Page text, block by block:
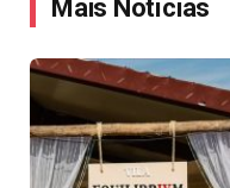
Mais Notícias